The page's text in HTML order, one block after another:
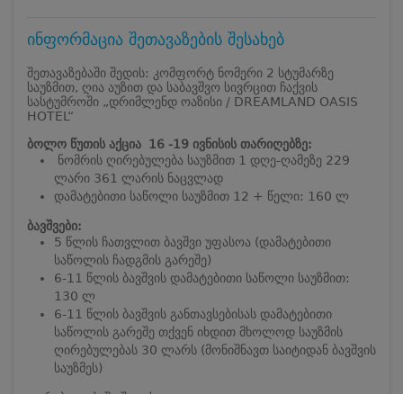
ინფორმაცია შეთავაზების შესახებ
შეთავაზებაში შედის: კომფორტ ნომერი 2 სტუმარზე
საუზმით, ღია აუზით და საბავშვო სივრცით ჩაქვის
სასტუმროში „დრიმლენდ ოაზისი / DREAMLAND OASIS
HOTEL“
ბოლო წუთის აქცია 16 -19 ივნისის თარიღებზე:
ნომრის ღირებულება საუზმით 1 დღე-ღამეზე 229
ლარი 361 ლარის ნაცვლად
დამატებითი საწოლი საუზმით 12 + წელი: 160 ლ
ბავშვები:
5 წლის ჩათვლით ბავშვი უფასოა (დამატებითი
საწოლის ჩადგმის გარეშე)
6-11 წლის ბავშვის დამატებითი საწოლი საუზმით:
130 ლ
6-11 წლის ბავშვის განთავსებისას დამატებითი
საწოლის გარეშე თქვენ იხდით მხოლოდ საუზმის
ღირებულებას 30 ლარს (მონიშნავთ საიტიდან ბავშვის
საუზმეს)